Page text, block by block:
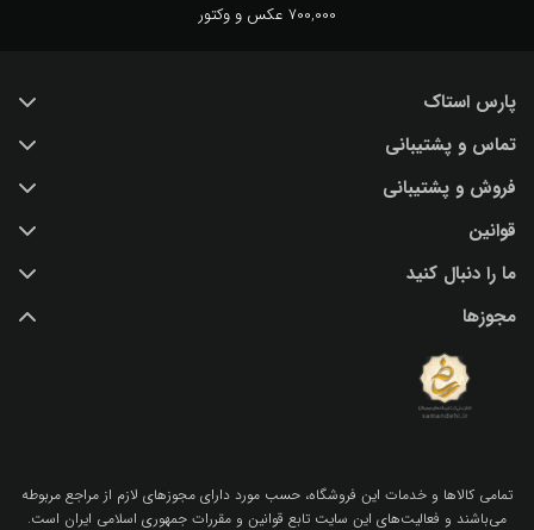
700,000 عکس و وکتور
پارس استاک
خرید عکس با کیفیت
درباره ما
پرسش و پاسخ
اشتراک / تمدید
بلاگ پارس استاک
نکات و ترفندهای طراحی گرافیکی
تماس و پشتیبانی
تماس با ما
فروش و پشتیبانی
(IR) 021 28428845
support@parsstock.ir
قوانین
شرایط استفاده از وب سایت
سیاست حفظ حریم شخصی کاربران
ما را دنبال کنید
مجوزها
تمامي كالاها و خدمات اين فروشگاه، حسب مورد داراي مجوزهاي لازم از مراجع مربوطه
مي‌باشند و فعاليت‌هاي اين سايت تابع قوانين و مقررات جمهوري اسلامي ايران است.